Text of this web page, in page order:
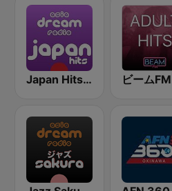
Japan Hits - Asia DREAM Radio